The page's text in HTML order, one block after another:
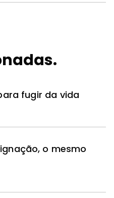
fugir da vida
o mesmo